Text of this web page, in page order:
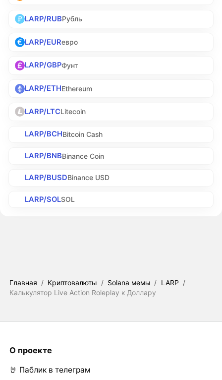
LARP/RUBРубль
LARP/EURевро
LARP/GBPФунт
LARP/ETHEthereum
LARP/LTCLitecoin
LARP/BCHBitcoin Cash
LARP/BNBBinance Coin
LARP/BUSDBinance USD
LARP/SOLSOL
Главная / Криптовалюты / Solana мемы / LARP /
Калькулятор Live Action Roleplay к Доллару
О проекте
🤘 Паблик в телеграм